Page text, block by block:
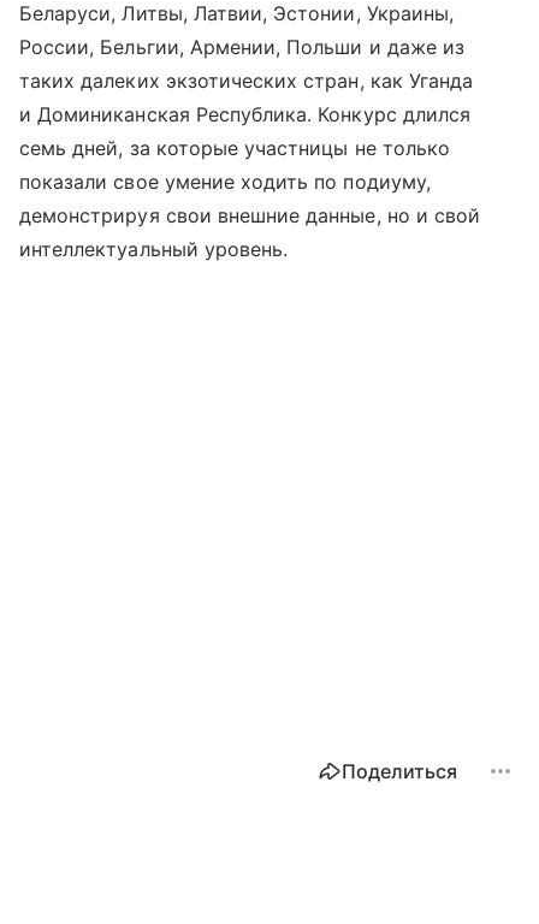
Беларуси, Литвы, Латвии, Эстонии, Украины,
России, Бельгии, Армении, Польши и даже из
таких далеких экзотических стран, как Уганда
и Доминиканская Республика. Конкурс длился
семь дней, за которые участницы не только
показали свое умение ходить по подиуму,
демонстрируя свои внешние данные, но и свой
интеллектуальный уровень.
Поделиться